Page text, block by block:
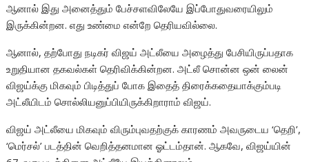
ஆனால் இது அனைத்தும் பேச்சளவிலேயே இப்போதுவரையிலும்
இருக்கின்றன. எது உண்மை என்றே தெரியவில்லை.
ஆனால், தற்போது நடிகர் விஜய் அட்லீயை அழைத்து பேசியிருப்பதாக
உறுதியான தகவல்கள் தெரிவிக்கின்றன. அட்லீ சொன்ன ஒன் லைன்
விஜய்க்கு மிகவும் பிடித்துப் போக இதைத் திரைக்கதையாக்கும்படி
அட்லீயிடம் சொல்லியனுப்பியிருக்கிறாராம் விஜய்.
விஜய் அட்லீயை மிகவும் விரும்புவதற்குக் காரணம் அவருடைய ‘தெறி’,
‘மெர்சல்’ படத்தின் வெறித்தனமான ஓட்டம்தான். ஆகவே, விஜய்யின்